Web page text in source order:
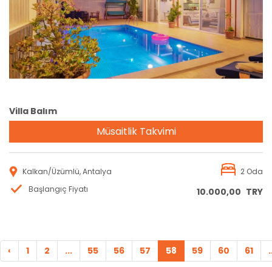
Rezervasyon
Villa Balım
Müsaitlik Takvimi
Kalkan/Üzümlü, Antalya
2 Oda
Başlangıç Fiyatı
10.000,00 TRY
‹ 1 2 ... 55 56 57 58 59 60 61